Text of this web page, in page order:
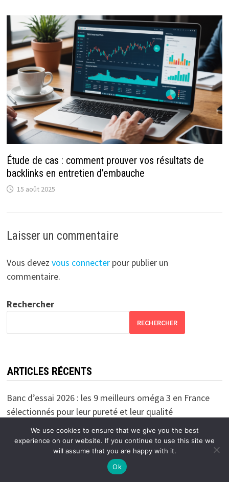
Étude de cas : comment prouver vos résultats de
backlinks en entretien d’embauche
15 août 2025
Laisser un commentaire
Vous devez vous connecterpour publier un
commentaire.
Rechercher
RECHERCHER
ARTICLES RÉCENTS
Banc d’essai 2026 : les 9 meilleurs oméga 3 en France
sélectionnés pour leur pureté et leur qualité
Déléguez la gestion de vos appels à un service de
télésecrétariat professionnel
Comment appliquer les normes construction court de
We use cookies to ensure that we give you the best
experience on our website. If you continue to use this site we
will assume that you are happy with it.
Ok